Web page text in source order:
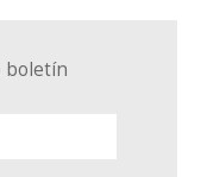
boletín